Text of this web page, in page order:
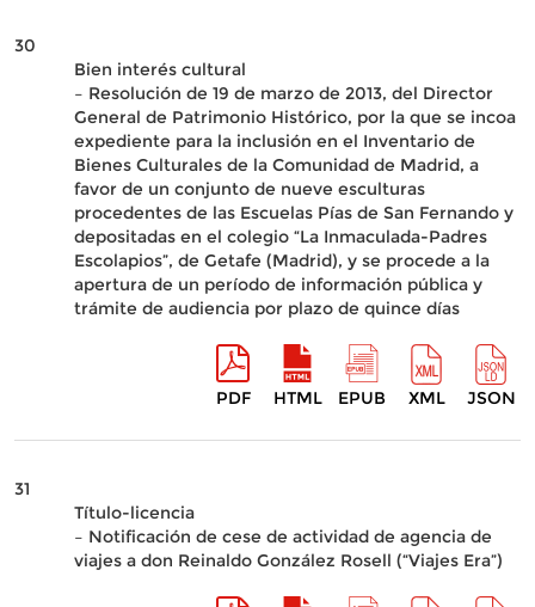
30
Bien interés cultural
– Resolución de 19 de marzo de 2013, del Director
General de Patrimonio Histórico, por la que se incoa
expediente para la inclusión en el Inventario de
Bienes Culturales de la Comunidad de Madrid, a
favor de un conjunto de nueve esculturas
procedentes de las Escuelas Pías de San Fernando y
depositadas en el colegio “La Inmaculada-Padres
Escolapios”, de Getafe (Madrid), y se procede a la
apertura de un período de información pública y
trámite de audiencia por plazo de quince días
PDF HTML EPUB XML JSON
31
Título-licencia
– Notificación de cese de actividad de agencia de
viajes a don Reinaldo González Rosell (“Viajes Era”)